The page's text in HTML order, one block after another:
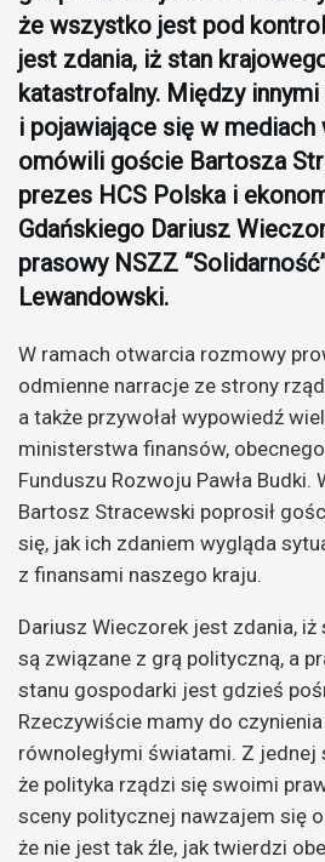
że wszystko jest pod
jest zdania, iż stan
katastrofalny. Między
i pojawiające się w
omówili goście Bartosza
prezes HCS Polska i
Gdańskiego Dariusz
prasowy NSZZ
Lewandowski.
W ramach otwarcia rozmowy
odmienne narracje ze strony
a także przywołał wypowiedź
ministerstwa finansów,
Funduszu Rozwoju Pawła Budki.
Bartosz Stracewski poprosił
się, jak ich zdaniem wygląda
z finansami naszego kraju.
Dariusz Wieczorek jest zdania, iż
są związane z grą polityczną, a
stanu gospodarki jest gdzieś
Rzeczywiście mamy do
równoległymi światami. Z jednej
że polityka rządzi się swoimi
sceny politycznej nawzajem się
że nie jest tak źle, jak twierdzi